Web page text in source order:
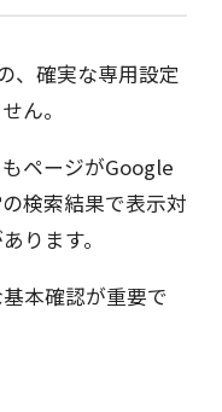
、確実な専用設定
ん。
ページがGoogle
検索結果で表示対
ります。
本確認が重要で